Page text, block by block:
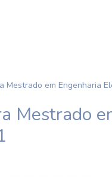
Mestrado em Engenharia
Mestrado